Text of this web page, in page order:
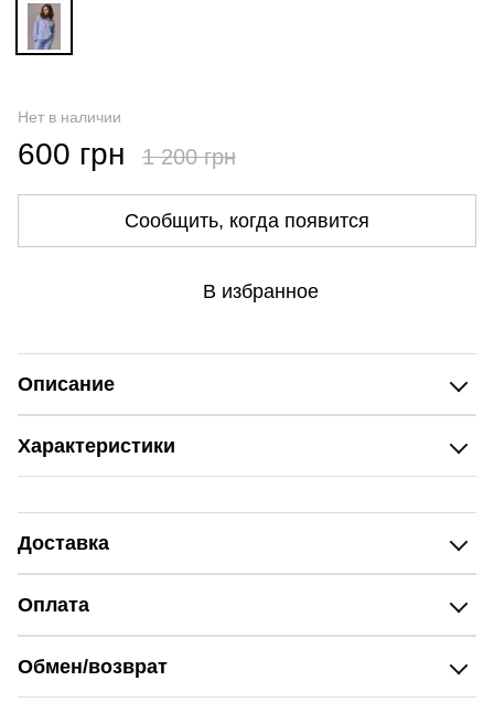
Нет в наличии
600 грн 1 200 грн
Сообщить, когда появится
В избранное
Описание
Характеристики
Доставка
Оплата
Обмен/возврат